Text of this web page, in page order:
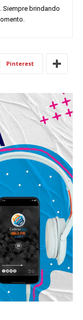
Siempre brindando
Pinterest